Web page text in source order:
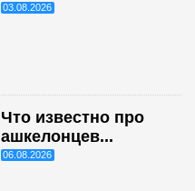
03.08.2026
Что известно про
ашкелонцев...
06.08.2026